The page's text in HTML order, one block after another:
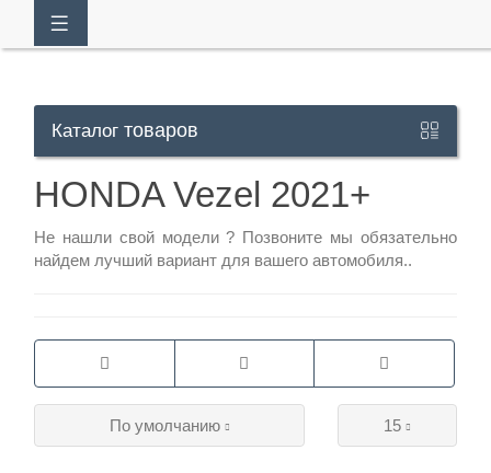
+7
929
Режим
Каталог товаров
HONDA Vezel 2021+
Не нашли свой модели ? Позвоните мы обязательно
найдем лучший вариант для вашего автомобиля..
15
По умолчанию